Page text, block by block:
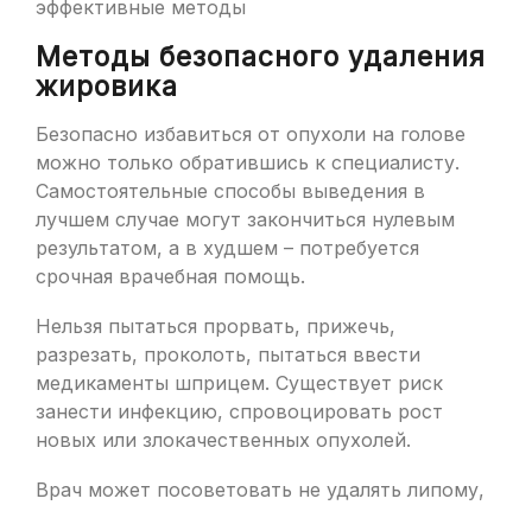
Методы безопасного удаления
жировика
Безопасно избавиться от опухоли на голове
можно только обратившись к специалисту.
Самостоятельные способы выведения в
лучшем случае могут закончиться нулевым
результатом, а в худшем – потребуется
срочная врачебная помощь.
Нельзя пытаться прорвать, прижечь,
разрезать, проколоть, пытаться ввести
медикаменты шприцем. Существует риск
занести инфекцию, спровоцировать рост
новых или злокачественных опухолей.
Врач может посоветовать не удалять липому,